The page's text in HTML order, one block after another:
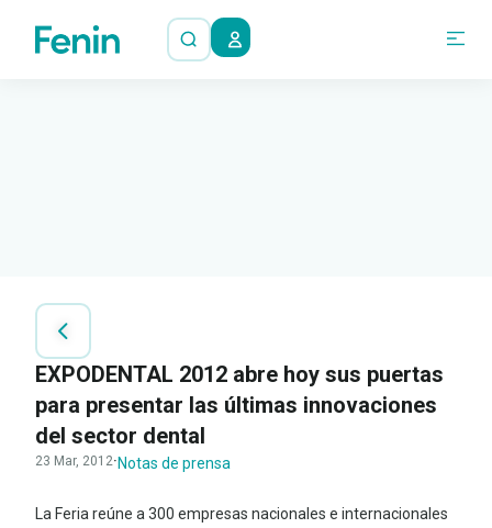
EXPODENTAL 2012 abre hoy sus puertas
para presentar las últimas innovaciones
del sector dental
23 Mar, 2012· Notas de prensa
La Feria reúne a 300 empresas nacionales e internacionales